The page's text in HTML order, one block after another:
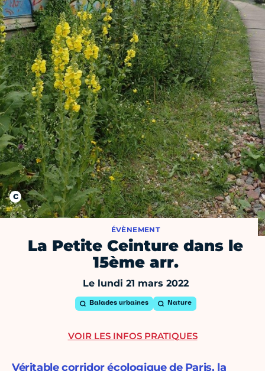
ÉVÈNEMENT
La Petite Ceinture dans le
15ème arr.
Le lundi 21 mars 2022
Balades urbaines Nature
Véritable corridor écologique de Paris, la
VOIR LES INFOS PRATIQUES